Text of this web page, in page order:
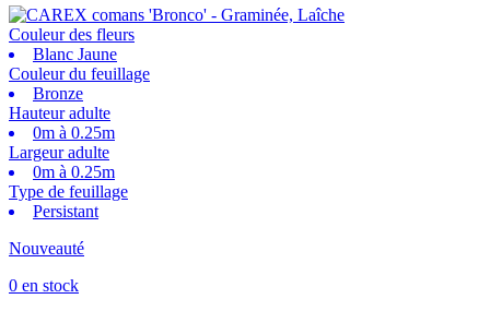
Couleur des fleurs
Blanc Jaune
Couleur du feuillage
Bronze
Hauteur adulte
0m à 0.25m
Largeur adulte
0m à 0.25m
Type de feuillage
Persistant
Nouveauté
0 en stock